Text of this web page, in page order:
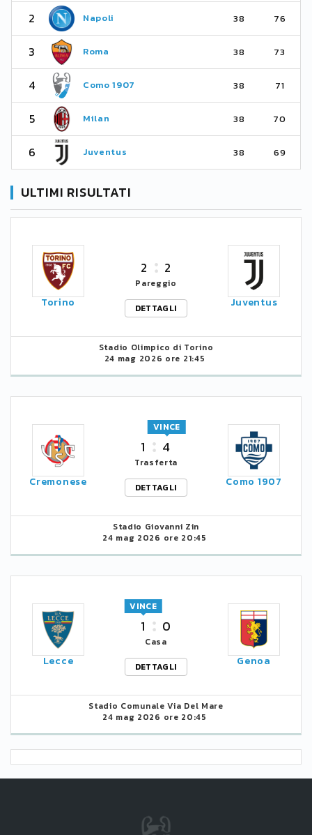
2 Napoli 38 76
3 Roma 38 73
4 Como 1907 38 71
5 Milan 38 70
6 Juventus 38 69
ULTIMI RISULTATI
Torino
2 2
Pareggio
DETTAGLI
Juventus
Stadio Olimpico di Torino
24 mag 2026 ore 21:45
Cremonese
1 4
VINCE
Trasferta
DETTAGLI
Como 1907
Stadio Giovanni Zin
24 mag 2026 ore 20:45
Lecce
1
VINCE
0
Casa
DETTAGLI
Genoa
Stadio Comunale Via Del Mare
24 mag 2026 ore 20:45